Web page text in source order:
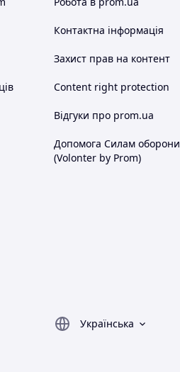
Контактна інформація
Захист прав на контент
Content right protection
Відгуки про prom.ua
Допомога Силам оборони
(Volonter by Prom)
Українська